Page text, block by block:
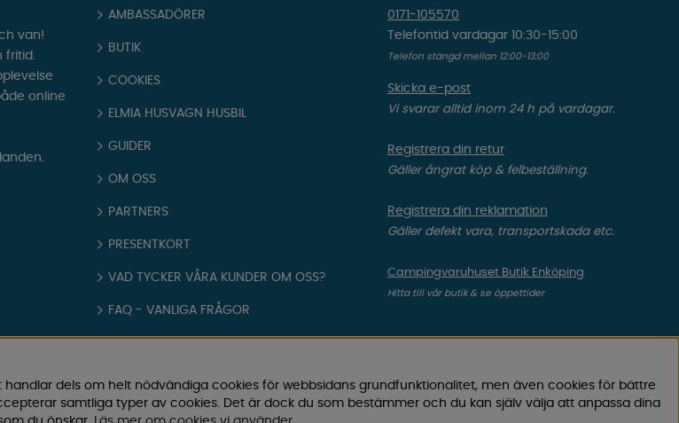
AMBASSADÖRER
BUTIK
COOKIES
ELMIA HUSVAGN HUSBIL
GUIDER
OM OSS
PARTNERS
PRESENTKORT
VAD TYCKER VÅRA KUNDER OM OSS?
FAQ - VANLIGA FRÅGOR
KÖPVILLKOR
0171-105570
Telefontid vardagar 10:30-15:00
Telefon stängd mellan 12:00-13:00
Skicka e-post
Vi svarar alltid inom 24 h på vardagar.
Registrera din retur
Gäller ångrat köp & felbeställning.
Registrera din reklamation
Gäller defekt vara, transportskada etc.
Campingvaruhuset Butik Enköping
Hitta till vår butik & se öppettider
van!
fritid.
online
dels om helt nödvändiga cookies för webbsidans grundfunktionalitet, men även cookies för bättre
samtliga typer av cookies. Det är dock du som bestämmer och du kan själv välja att anpassa dina